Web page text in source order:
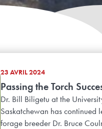
23 AVRIL 2024
Passing the Torch
Dr. Bill Biligetu at the
Saskatchewan has continued
forage breeder Dr. Bruce